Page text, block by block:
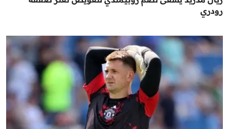
رودري